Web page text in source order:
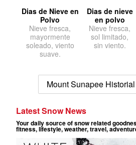
Dias de Nieve en
Polvo
Nieve fresca,
mayormente
soleado, viento
suave.
Dias de nieve
en polvo
Nieve fresca,
sol limitado,
sin viento.
Mount Sunapee